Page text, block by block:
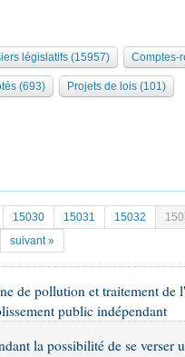
législatifs (15957) Comptes-
(693) Projets de lois (101)
15030 15031 15032
suivant »
de pollution et traitement de
public indépendant
la possibilité de se verser